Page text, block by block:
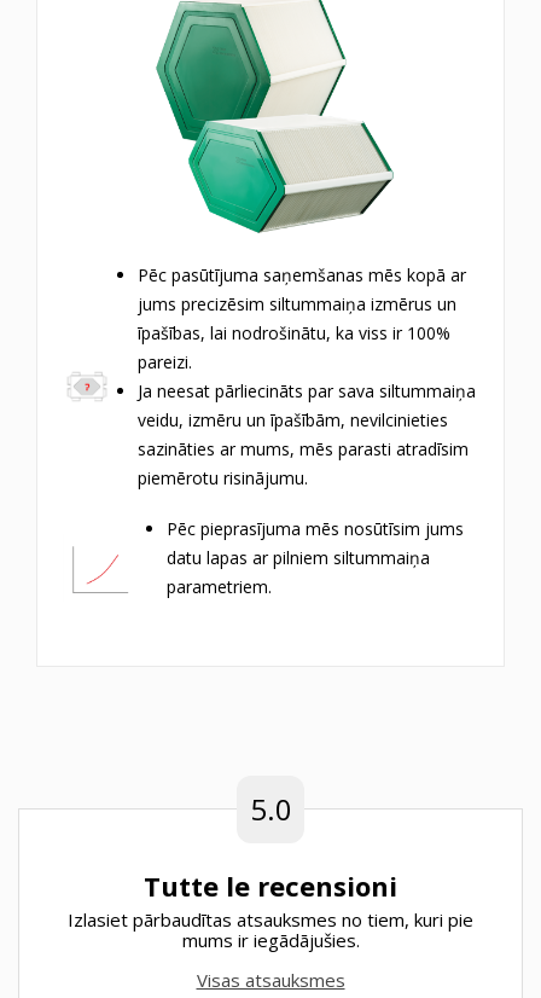
Pēc pasūtījuma saņemšanas mēs kopā ar
jums precizēsim siltummaiņa izmērus un
īpašības, lai nodrošinātu, ka viss ir 100%
pareizi.
Ja neesat pārliecināts par sava siltummaiņa
veidu, izmēru un īpašībām, nevilcinieties
sazināties ar mums, mēs parasti atradīsim
piemērotu risinājumu.
Pēc pieprasījuma mēs nosūtīsim jums
datu lapas ar pilniem siltummaiņa
parametriem.
5.0
Tutte le recensioni
Izlasiet pārbaudītas atsauksmes no tiem, kuri pie
mums ir iegādājušies.
Visas atsauksmes